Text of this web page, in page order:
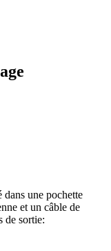
dans une pochette
et un câble de
de sortie: